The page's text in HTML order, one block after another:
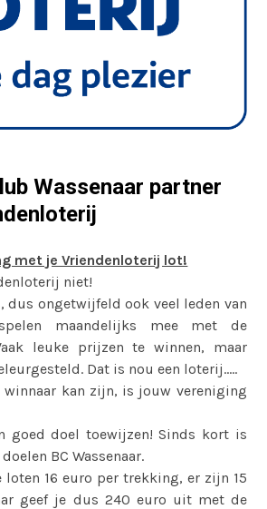
Wassenaar partner
met je Vriendenloterij lot!
niet!
dus ongetwijfeld ook veel leden van
spelen maandelijks mee met de
leuke prijzen te winnen, maar
Dat is nou een loterij…..
winnaar kan zijn, is jouw vereniging
goed doel toewijzen! Sinds kort is
BC Wassenaar.
loten 16 euro per trekking, er zijn 15
geef je dus 240 euro uit met de